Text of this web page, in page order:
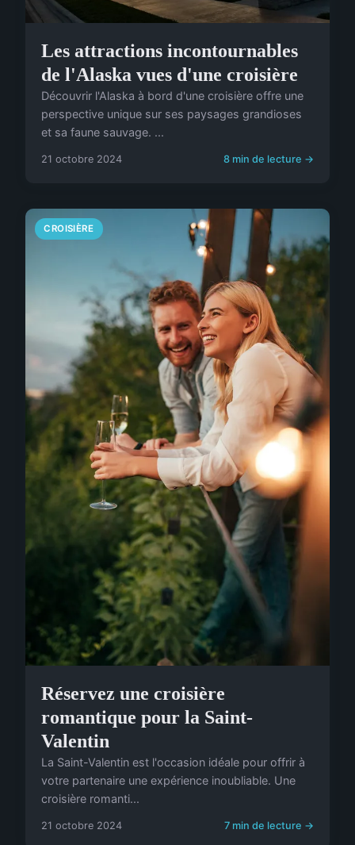
Les attractions incontournables
de l'Alaska vues d'une croisière
Découvrir l'Alaska à bord d'une croisière offre une
perspective unique sur ses paysages grandioses
et sa faune sauvage. ...
21 octobre 2024 8 min de lecture →
CROISIÈRE
Réservez une croisière
romantique pour la Saint-
Valentin
La Saint-Valentin est l'occasion idéale pour offrir à
votre partenaire une expérience inoubliable. Une
croisière romanti...
21 octobre 2024 7 min de lecture →